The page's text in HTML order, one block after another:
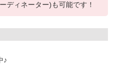
ディネーター)も可能です！
♪